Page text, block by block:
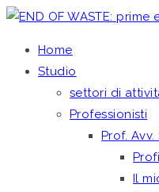
Home
Studio
settori di
Professionisti
Prof.
Il